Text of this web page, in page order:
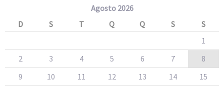
Agosto 2026
D
S T Q Q S
S
1
2
3 4 5 6 7
8
9
10 11 12 13 14
15